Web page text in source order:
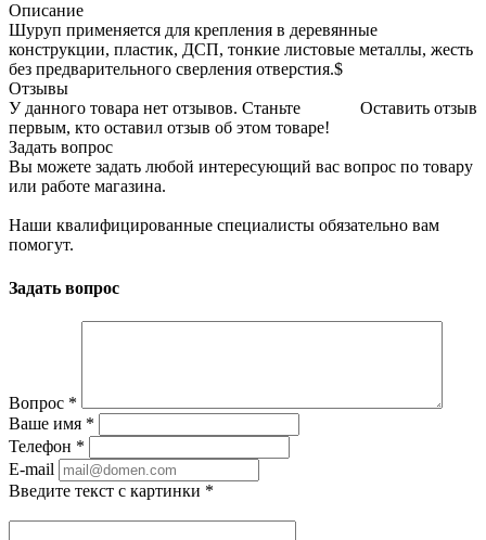
Описание
Шуруп применяется для крепления в деревянные
конструкции, пластик, ДСП, тонкие листовые металлы, жесть
без предварительного сверления отверстия.$
Отзывы
Оставить отзыв
У данного товара нет отзывов. Станьте
первым, кто оставил отзыв об этом товаре!
Задать вопрос
Вы можете задать любой интересующий вас вопрос по товару
или работе магазина.
Наши квалифицированные специалисты обязательно вам
помогут.
Задать вопрос
Вопрос *
Ваше имя *
Телефон *
E-mail
Введите текст с картинки *